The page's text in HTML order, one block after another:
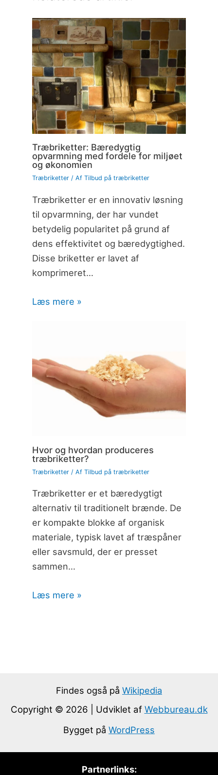
Træbriketter: Bæredygtig
opvarmning med fordele for miljøet
og økonomien
Træbriketter/ Af Tilbud på træbriketter
Træbriketter er en innovativ løsning
til opvarmning, der har vundet
betydelig popularitet på grund af
dens effektivitet og bæredygtighed.
Disse briketter er lavet af
komprimeret…
Læs mere »
Hvor og hvordan produceres
træbriketter?
Træbriketter/ Af Tilbud på træbriketter
Træbriketter er et bæredygtigt
alternativ til traditionelt brænde. De
er kompakte blokke af organisk
materiale, typisk lavet af træspåner
eller savsmuld, der er presset
sammen…
Læs mere »
Findes også på Wikipedia
Copyright © 2026 | Udviklet af Webbureau.dk
Bygget på WordPress
Partnerlinks: